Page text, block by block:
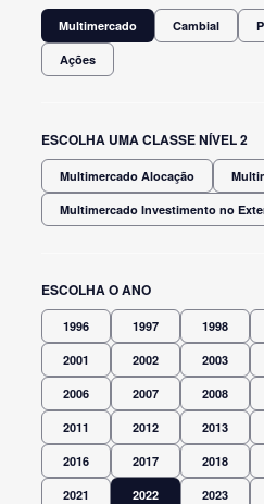
Multimercado Cambial
Ações
ESCOLHA UMA CLASSE NÍVEL 2
Multimercado Alocação
Multimercado Investimento no
ESCOLHA O ANO
1996 1997 1998
2001 2002 2003
2006 2007 2008
2011 2012 2013
2016 2017 2018
2021 2022 2023